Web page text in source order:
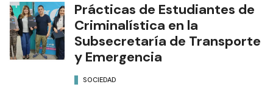
Prácticas de Estudiantes de
Criminalística en la
Subsecretaría de Transporte
y Emergencia
SOCIEDAD